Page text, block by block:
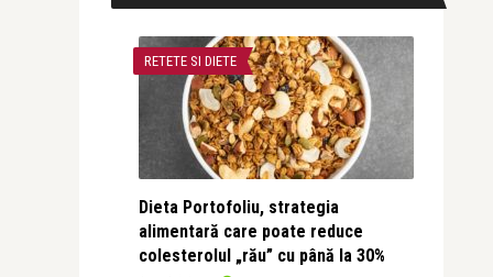
RETETE SI DIETE
Dieta Portofoliu, strategia
alimentară care poate reduce
colesterolul „rău” cu până la 30%